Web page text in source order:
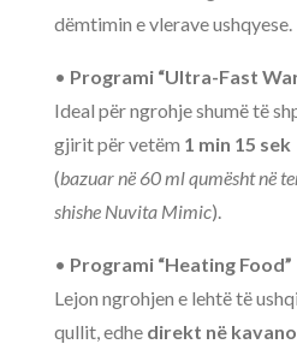
dëmtimin e vlerave ushqyese.
• Programi “Ultra-Fast
Ideal për ngrohje shumë të
gjirit për vetëm 1 min 15 sek
(bazuar në 60 ml qumësht në
shishe Nuvita Mimic).
• Programi “Heating Food”
Lejon ngrohjen e lehtë të
qullit, edhe direkt në